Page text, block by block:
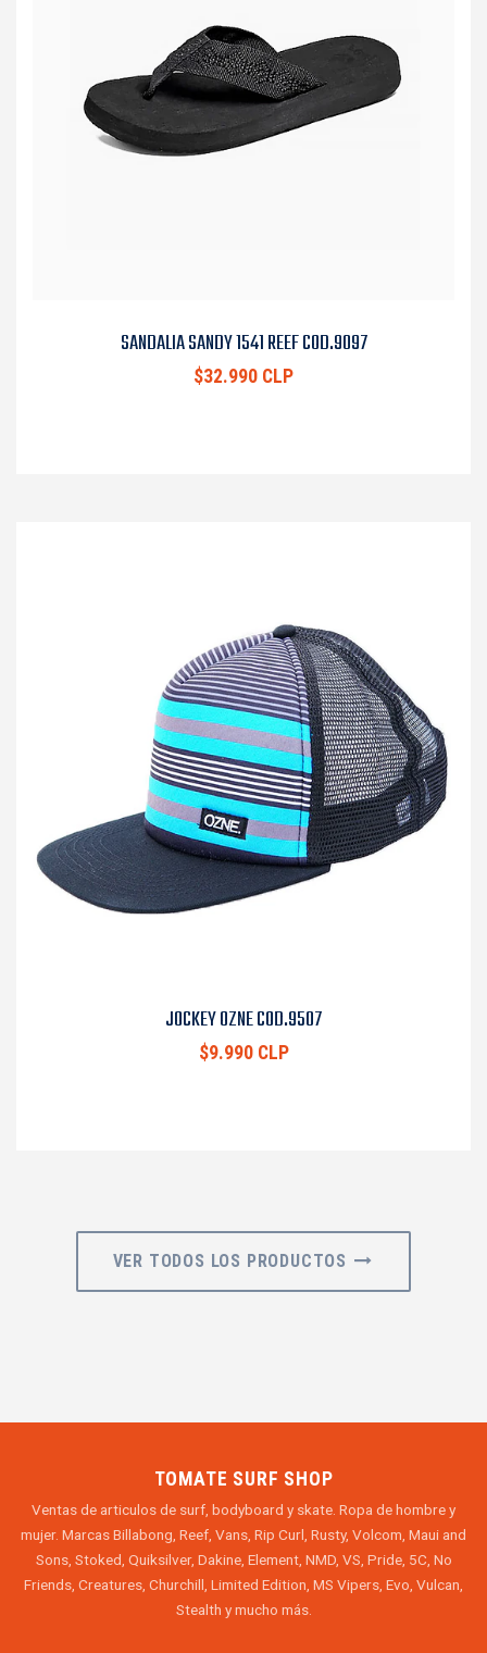
SANDALIA SANDY 1541 REEF COD.9097
$32.990 CLP
JOCKEY OZNE COD.9507
$9.990 CLP
VER TODOS LOS PRODUCTOS
TOMATE SURF SHOP
Ventas de articulos de surf, bodyboard y skate. Ropa de hombre y
mujer. Marcas Billabong, Reef, Vans, Rip Curl, Rusty, Volcom, Maui and
Sons, Stoked, Quiksilver, Dakine, Element, NMD, VS, Pride, 5C, No
Friends, Creatures, Churchill, Limited Edition, MS Vipers, Evo, Vulcan,
Stealth y mucho más.